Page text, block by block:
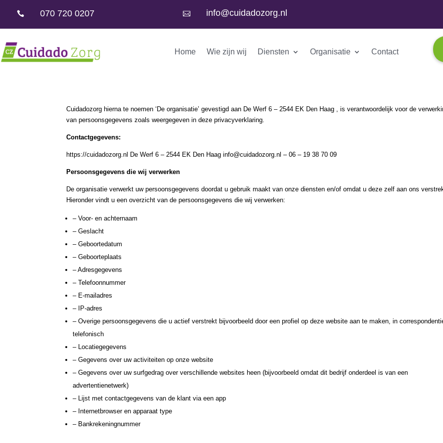
 070 720 0207  info@cuidadozorg.nl
Home Wie zijn wij Diensten Organisatie Contact
Cuidadozorg hierna te noemen ‘De organisatie’ gevestigd aan De Werf 6 – 2544 EK Den Haag , is verantwoordelijk voor de
van persoonsgegevens zoals weergegeven in deze privacyverklaring.
Contactgegevens:
https://cuidadozorg.nl De Werf 6 – 2544 EK Den Haag info@cuidadozorg.nl – 06 – 19 38 70 09
Persoonsgegevens die wij verwerken
De organisatie verwerkt uw persoonsgegevens doordat u gebruik maakt van onze diensten en/of omdat u deze zelf aan ons
Hieronder vindt u een overzicht van de persoonsgegevens die wij verwerken:
– Voor- en achternaam
– Geslacht
– Geboortedatum
– Geboorteplaats
– Adresgegevens
– Telefoonnummer
– E-mailadres
– IP-adres
– Overige persoonsgegevens die u actief verstrekt bijvoorbeeld door een profiel op deze website aan te maken, in
telefonisch
– Locatiegegevens
– Gegevens over uw activiteiten op onze website
– Gegevens over uw surfgedrag over verschillende websites heen (bijvoorbeeld omdat dit bedrijf onderdeel is van een
advertentienetwerk)
– Lijst met contactgegevens van de klant via een app
– Internetbrowser en apparaat type
– Bankrekeningnummer